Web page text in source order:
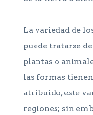
La variedad de
puede tratarse
plantas o
las formas
atribuido, este
regiones; sin